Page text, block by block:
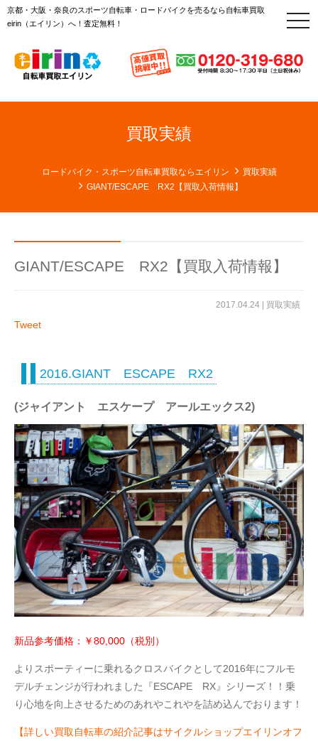
京都・大阪・奈良のスポーツ自転車・ロードバイクを売るなら自転車買取
eirin（エイリン）へ！査定無料！
t
o
l
e
v
買取実績
ロードバイク・スポーツ自転車買取ならエイリン
買取実績
GIANT/ESCAPE RX2【買取入荷情報】
GIANT/ESCAPE RX2【買取入荷情報】
2017.04.24 | 買取実績
Tweet
2016.GIANT ESCAPE RX2
(ジャイアント エスケープ アールエックス2)
新品参考価格：￥80,000（税別）
よりスポーティーに乗れるクロスバイクとして2016年にフルモ
デルチェンジが行われました『ESCAPE RX』シリーズ！！乗
り心地を向上させるためのあれやこれやを詰め込んでおります！
【詳しい買取自転車の紹介記事はサイクルショップエイリンオフ